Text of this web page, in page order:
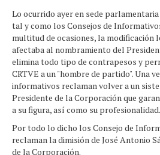
Lo ocurrido ayer en sede
tal y como los Consejos de
multitud de ocasiones, la modificación
afectaba al nombramiento del
elimina todo tipo de contrapesos y
CRTVE a un "hombre de partido". Una
informativos reclaman volver a un
Presidente de la Corporación que
a su figura, así como su profesionalidad.
Por todo lo dicho los Consejo de
reclaman la dimisión de José Antonio
de la Corporación.